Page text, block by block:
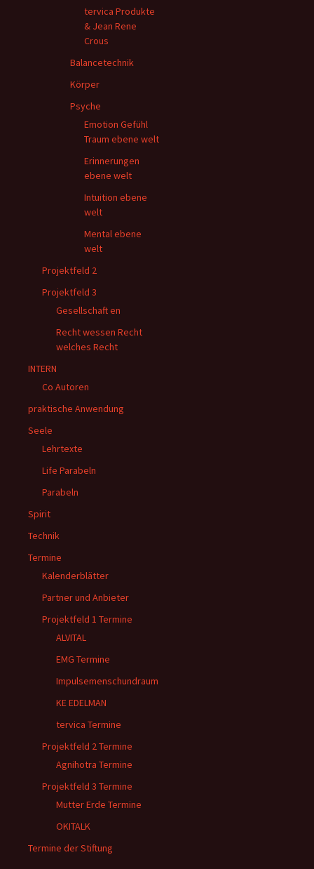
tervica Produkte
& Jean Rene
Crous
Balancetechnik
Körper
Psyche
Emotion Gefühl
Traum ebene welt
Erinnerungen
ebene welt
Intuition ebene
welt
Mental ebene
welt
Projektfeld 2
Projektfeld 3
Gesellschaft en
Recht wessen Recht
welches Recht
INTERN
Co Autoren
praktische Anwendung
Seele
Lehrtexte
Life Parabeln
Parabeln
Spirit
Technik
Termine
Kalenderblätter
Partner und Anbieter
Projektfeld 1 Termine
ALVITAL
EMG Termine
Impulsemenschundraum
KE EDELMAN
tervica Termine
Projektfeld 2 Termine
Agnihotra Termine
Projektfeld 3 Termine
Mutter Erde Termine
OKITALK
Termine der Stiftung